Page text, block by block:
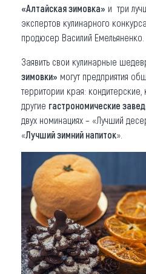
Другие рубрики
«Алтайская зимовка» и три
экспертов кулинарного
продюсер Василий Емельяненко.
Заявить свои кулинарные
зимовки» могут предприятия
территории края:
другие гастрономические
двух номинациях – «Лучший
«Лучший зимний напиток».